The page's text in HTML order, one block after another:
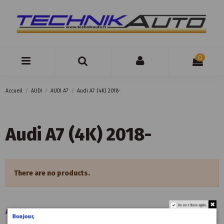
0
Accueil AUDI AUDI A7 Audi A7 (4K) 2018-
Audi A7 (4K) 2018-
There are no products.
Accueil
Do not show again.
Bonjour,